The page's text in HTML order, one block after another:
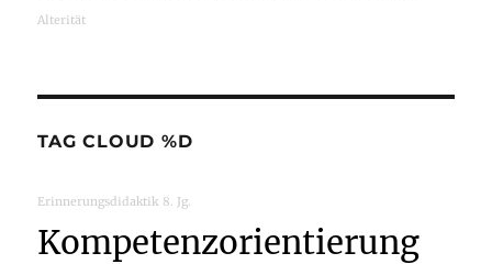
Alterität
TAG CLOUD %D
Erinnerungsdidaktik 8. Jg.
Kompetenzorientierung